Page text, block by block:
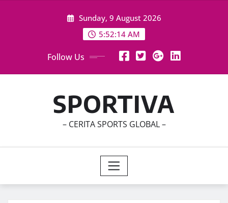
Sunday, 9 August 2026
5:52:16 AM
Follow Us
SPORTIVA
– CERITA SPORTS GLOBAL –